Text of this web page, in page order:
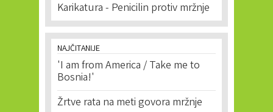
Karikatura - Penicilin protiv mržnje
NAJČITANIJE
'I am from America / Take me to
Bosnia!'
Žrtve rata na meti govora mržnje